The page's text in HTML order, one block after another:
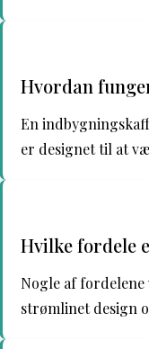
Hvordan
En
er designet til at
Hvilke fordele
Nogle af fordelene
strømlinet design